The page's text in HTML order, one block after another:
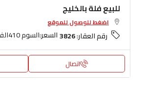
للبيع فلة بالخليج
اضغط للوصول للموقع
رقم العقار:3826السعر:السوم 410الف ( يُحدث يوميا )
اتصال